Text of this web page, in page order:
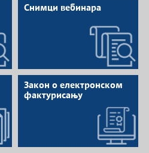
Снимци вебинара
Закон о електронском
фактурисању